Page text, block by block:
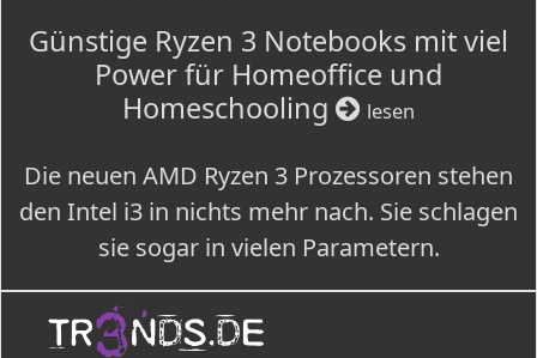
Günstige Ryzen 3 Notebooks mit viel
Power für Homeoffice und
Homeschooling
lesen
Die neuen AMD Ryzen 3 Prozessoren stehen
den Intel i3 in nichts mehr nach. Sie schlagen
sie sogar in vielen Parametern.